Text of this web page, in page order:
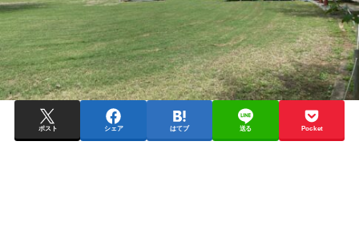
ポスト シェア はてブ 送る Pocket